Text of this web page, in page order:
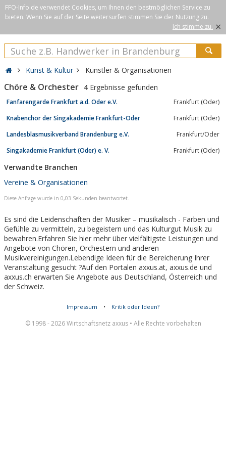
FFO-Info.de verwendet Cookies, um Ihnen den bestmöglichen Service zu
bieten. Wenn Sie auf der Seite weitersurfen stimmen Sie der Nutzung zu.
Ich stimme zu. ×
Kunst & Kultur Künstler & Organisationen
Chöre & Orchester 4 Ergebnisse gefunden
Fanfarengarde Frankfurt a.d. Oder e.V.
Frankfurt (Oder)
Knabenchor der Singakademie Frankfurt-Oder
Frankfurt (Oder)
Landesblasmusikverband Brandenburg e.V.
Frankfurt/Oder
Singakademie Frankfurt (Oder) e. V.
Frankfurt (Oder)
Verwandte Branchen
Vereine & Organisationen
Diese Anfrage wurde in 0,03 Sekunden beantwortet.
Es sind die Leidenschaften der Musiker – musikalisch - Farben und
Gefühle zu vermitteln, zu begeistern und das Kulturgut Musik zu
bewahren.Erfahren Sie hier mehr über vielfältigste Leistungen und
Angebote von Chören, Orchestern und anderen
Musikvereinigungen.Lebendige Ideen für die Bereicherung Ihrer
Veranstaltung gesucht ?Auf den Portalen axxus.at, axxus.de und
axxus.ch erwarten Sie Angebote aus Deutschland, Österreich und
der Schweiz.
Impressum • Kritik oder Ideen?
© 1998 - 2026 Wirtschaftsnetz axxus • Alle Rechte vorbehalten